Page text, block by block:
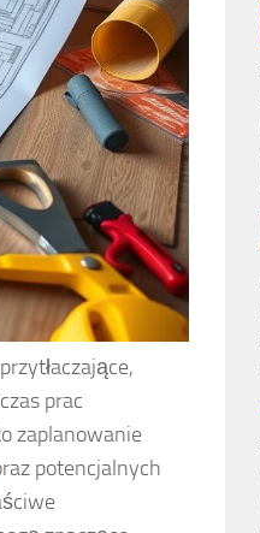
prac
zaplanowanie
potencjalnych